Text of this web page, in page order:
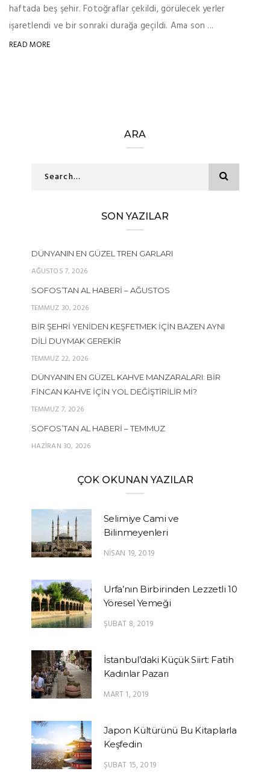
haftada beş şehir. Fotoğraflar çekildi, görülecek yerler
işaretlendi ve bir sonraki durağa geçildi. Ama son ...
READ MORE
ARA
SON YAZILAR
DÜNYANIN EN GÜZEL TREN GARLARI
AĞUSTOS 7, 2026
SOFOS’TAN AL HABERI – AĞUSTOS
TEMMUZ 30, 2026
BIR ŞEHRI YENIDEN KEŞFETMEK İÇIN BAZEN AYNI
DILI DUYMAK GEREKIR
TEMMUZ 22, 2026
DÜNYANIN EN GÜZEL KAHVE MANZARALARI: BIR
FINCAN KAHVE İÇIN YOL DEĞIŞTIRILIR MI?
TEMMUZ 7, 2026
SOFOS’TAN AL HABERI – TEMMUZ
HAZIRAN 30, 2026
ÇOK OKUNAN YAZILAR
Selimiye Cami ve
Bilinmeyenleri
NISAN 19, 2019
Urfa’nın Birbirinden Lezzetli 10
Yöresel Yemeği
ŞUBAT 8, 2019
İstanbul’daki Küçük Siirt: Fatih
Kadınlar Pazarı
MART 1, 2019
Japon Kültürünü Bu Kitaplarla
Keşfedin
ŞUBAT 15, 2019